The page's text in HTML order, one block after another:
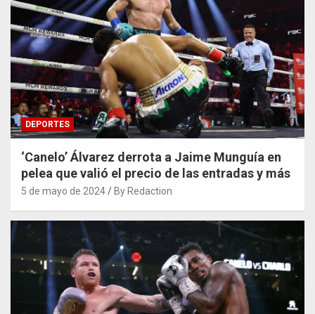
DEPORTES
‘Canelo’ Álvarez derrota a Jaime Munguía en
pelea que valió el precio de las entradas y más
5 de mayo de 2024 By Redaction